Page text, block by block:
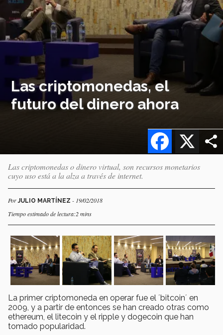
Las criptomonedas, el
futuro del dinero ahora
X
Facebook
Las criptomonedas o dinero virtual, son recursos monetarios
cuyo uso está a la alza a través de internet.
PorJULIO MARTÍNEZ - 19/02/2018
Tiempo estimado de lectura:2 mins
La primer criptomoneda en operar fue el ´bitcoin´ en
2009, y a partir de entonces se han creado otras como
ethereum, el litecoin y el ripple y dogecoin que han
tomado popularidad.